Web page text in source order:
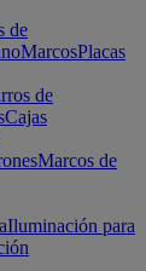
de
MarcosPlacas
de
Cajas
Marcos de
Iluminación para